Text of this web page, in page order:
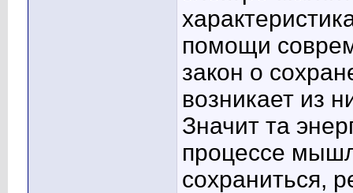
помощи
закон о
возникает из
Значит та
процессе
сохраниться,